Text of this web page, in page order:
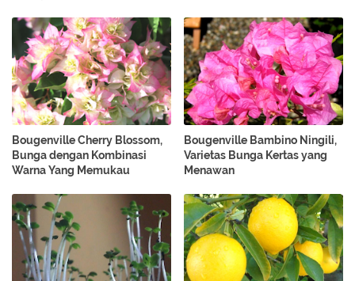
Bougenville Cherry Blossom,
Bunga dengan Kombinasi
Warna Yang Memukau
Bougenville Bambino Ningili,
Varietas Bunga Kertas yang
Menawan